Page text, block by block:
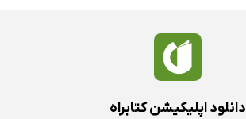
دانلود اپلیکیشن کتابراه